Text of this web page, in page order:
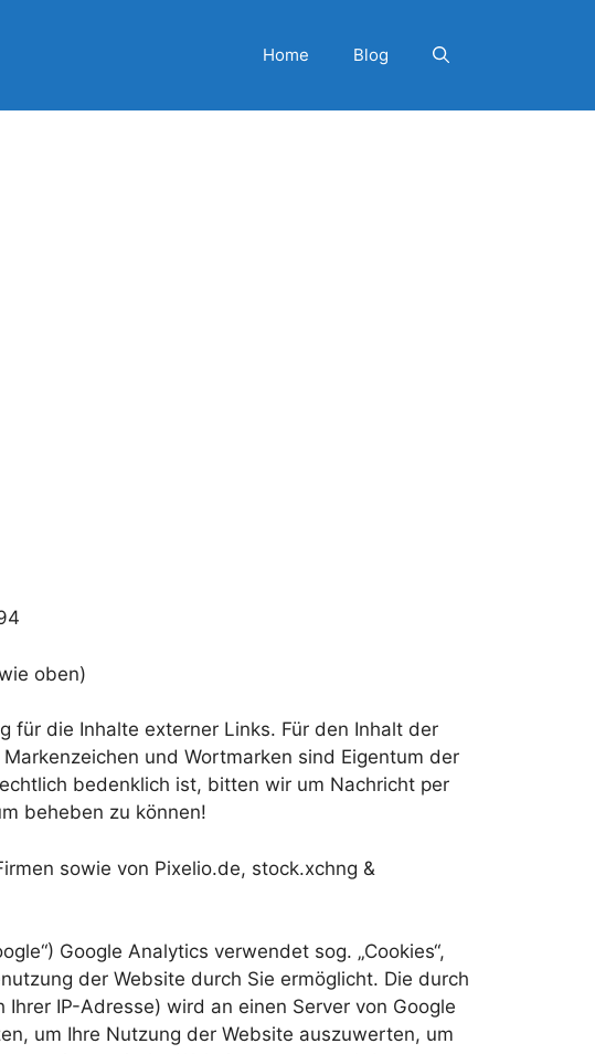
Home Blog
oben)
für die Inhalte externer Links. Für den Inhalt der
und Wortmarken sind Eigentum der
bedenklich ist, bitten wir um Nachricht per
beheben zu können!
sowie von Pixelio.de, stock.xchng &
Google Analytics verwendet sog. „Cookies“,
der Website durch Sie ermöglicht. Die durch
IP-Adresse) wird an einen Server von Google
um Ihre Nutzung der Website auszuwerten, um